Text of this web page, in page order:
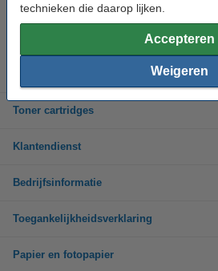
technieken die daarop lijken.
Accepteren
Weigeren
Hulp nodig? Bel ons op +32
Op werkdagen van 8.30 tot
Toner cartridges
Klantendienst
Bedrijfsinformatie
Toegankelijkheidsverklaring
Papier en fotopapier